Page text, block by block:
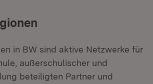
in BW sind aktive Netzwerke für
außerschulischer und
beteiligten Partner und